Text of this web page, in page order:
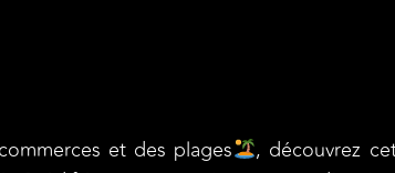
et des plages
, découvrez